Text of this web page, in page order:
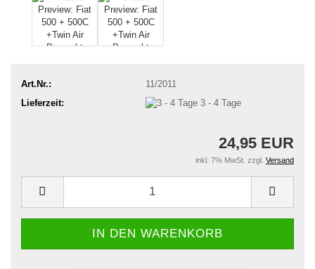
Art.Nr.:
11/2011
Lieferzeit:
3 - 4 Tage
24,95 EUR
inkl. 7% MwSt. zzgl. Versand